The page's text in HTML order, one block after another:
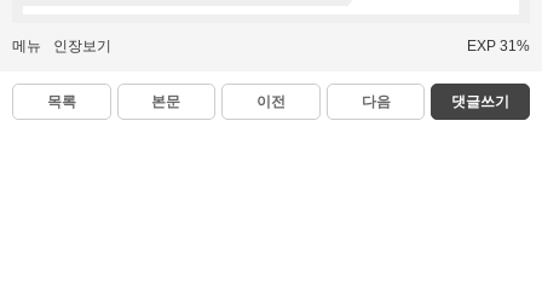
메뉴 인장보기 EXP 31%
목록 본문 이전 다음 댓글쓰기